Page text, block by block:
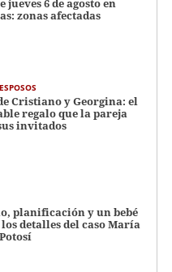
jueves 6 de agosto en
zonas afectadas
Cristiano y Georgina: el
regalo que la pareja
invitados
planificación y un bebé
detalles del caso María